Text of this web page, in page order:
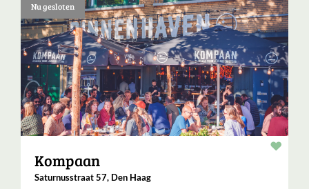
Nu gesloten
Kompaan
Saturnusstraat 57, Den Haag